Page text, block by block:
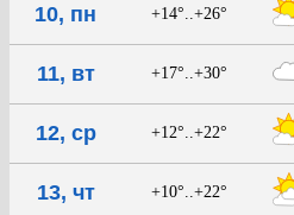
10, пн +14°..+26°
11, вт +17°..+30°
12, ср +12°..+22°
13, чт +10°..+22°